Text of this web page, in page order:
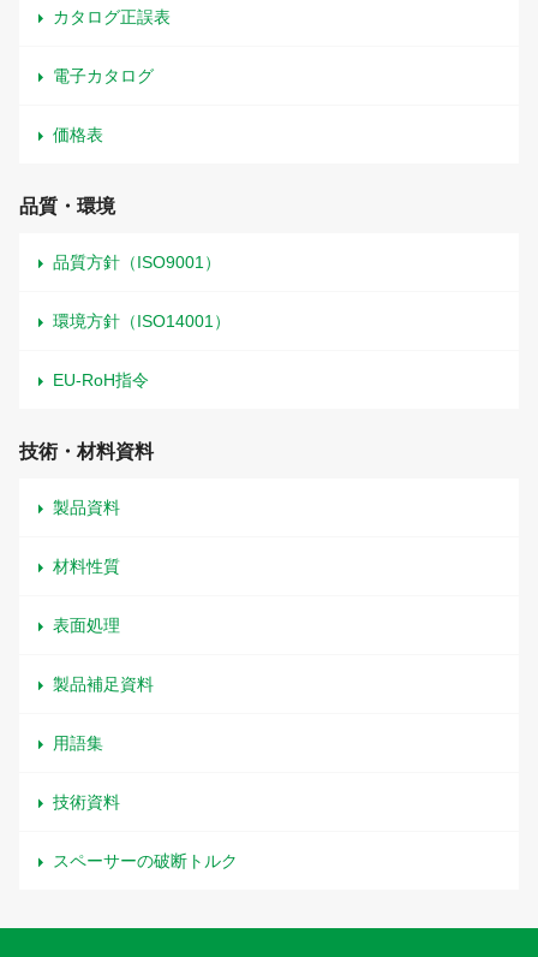
カタログ正誤表
電子カタログ
価格表
品質・環境
品質方針（ISO9001）
環境方針（ISO14001）
EU-RoH指令
技術・材料資料
製品資料
材料性質
表面処理
製品補足資料
用語集
技術資料
スペーサーの破断トルク